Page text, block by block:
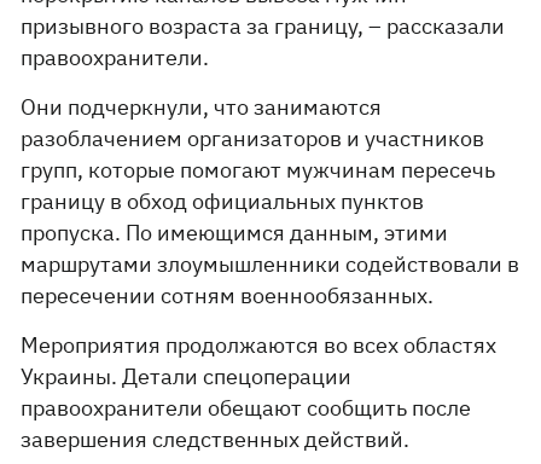
призывного возраста за границу, – рассказали
правоохранители.
Они подчеркнули, что занимаются
разоблачением организаторов и участников
групп, которые помогают мужчинам пересечь
границу в обход официальных пунктов
пропуска. По имеющимся данным, этими
маршрутами злоумышленники содействовали в
пересечении сотням военнообязанных.
Мероприятия продолжаются во всех областях
Украины. Детали спецоперации
правоохранители обещают сообщить после
завершения следственных действий.